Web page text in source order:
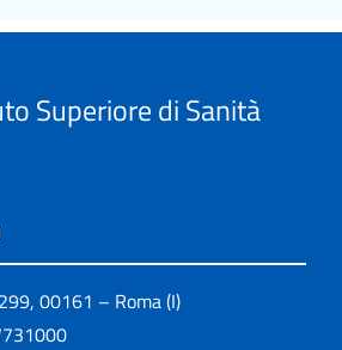
Superiore di Sanità
00161 – Roma (I)